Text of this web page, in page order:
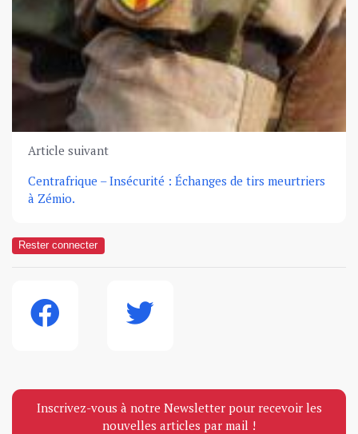
Article suivant
Centrafrique – Insécurité : Échanges de tirs meurtriers
à Zémio.
Rester connecter
Inscrivez-vous à notre Newsletter pour recevoir les
nouvelles articles par mail !